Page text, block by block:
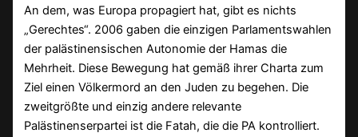
An dem, was Europa propagiert hat, gibt es nichts
„Gerechtes“. 2006 gaben die einzigen Parlamentswahlen
der palästinensischen Autonomie der Hamas die
Mehrheit. Diese Bewegung hat gemäß ihrer Charta zum
Ziel einen Völkermord an den Juden zu begehen. Die
zweitgrößte und einzig andere relevante
Palästinenserpartei ist die Fatah, die die PA kontrolliert.